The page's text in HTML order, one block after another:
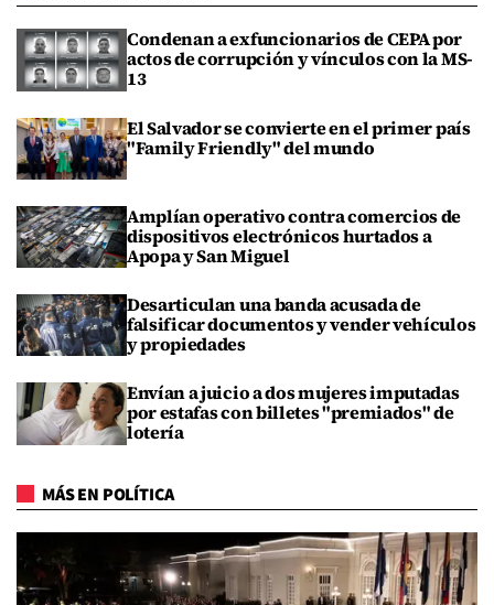
Condenan a exfuncionarios de CEPA por
actos de corrupción y vínculos con la MS-
13
El Salvador se convierte en el primer país
"Family Friendly" del mundo
Amplían operativo contra comercios de
dispositivos electrónicos hurtados a
Apopa y San Miguel
Desarticulan una banda acusada de
falsificar documentos y vender vehículos
y propiedades
Envían a juicio a dos mujeres imputadas
por estafas con billetes "premiados" de
lotería
MÁS EN POLÍTICA